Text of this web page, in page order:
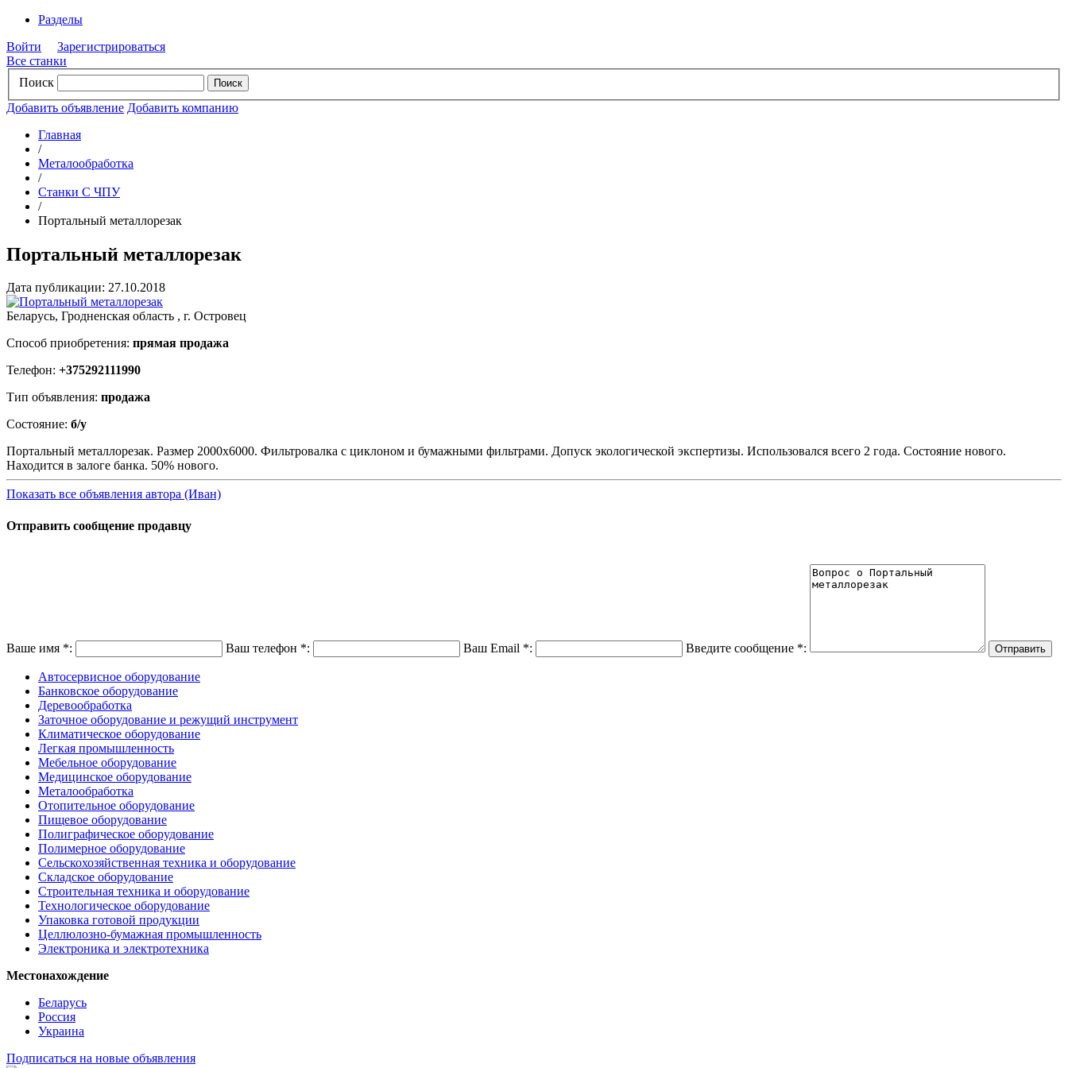
Разделы
Войти
Зарегистрироваться
Все станки
Поиск
Добавить объявление Добавить компанию
Главная
/
Металообработка
/
Станки С ЧПУ
/
Портальный металлорезак
Портальный металлорезак
Дата публикации: 27.10.2018
Беларусь, Гродненская область , г. Островец
Способ приобретения: прямая продажа
Телефон: +375292111990
Тип объявления: продажа
Состояние: б/у
Портальный металлорезак. Размер 2000х6000. Фильтровалка с циклоном и бумажными фильтрами. Допуск экологической экспертизы. Использовался всего 2 года. Состояние нового.
Находится в залоге банка. 50% нового.
Показать все объявления автора (Иван)
Отправить сообщение продавцу
Ваше имя *: Ваш телефон *: Ваш Email *: Введите сообщение *:
Автосервисное оборудование
Банковское оборудование
Деревообработка
Заточное оборудование и режущий инструмент
Климатическое оборудование
Легкая промышленность
Мебельное оборудование
Медицинское оборудование
Металообработка
Отопительное оборудование
Пищевое оборудование
Полиграфическое оборудование
Полимерное оборудование
Сельскохозяйственная техника и оборудование
Складское оборудование
Строительная техника и оборудование
Технологическое оборудование
Упаковка готовой продукции
Целлюлозно-бумажная промышленность
Электроника и электротехника
Местонахождение
Беларусь
Россия
Украина
Подписаться на новые объявления